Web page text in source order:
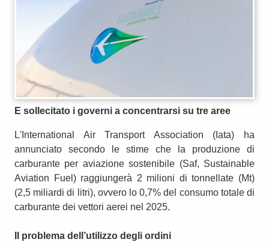
E sollecitato i governi a concentrarsi su tre aree
L'International Air Transport Association (Iata) ha
annunciato secondo le stime che la produzione di
carburante per aviazione sostenibile (Saf, Sustainable
Aviation Fuel) raggiungerà 2 milioni di tonnellate (Mt)
(2,5 miliardi di litri), ovvero lo 0,7% del consumo totale di
carburante dei vettori aerei nel 2025.
Il problema dell’utilizzo degli ordini